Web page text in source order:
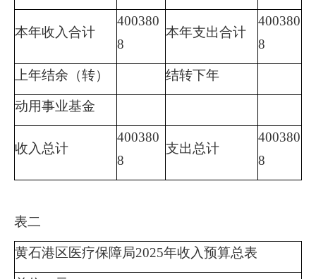
本年收入合计
400380
8
本年支出合计
400380
8
上年结余（转） 结转下年
动用事业基金
收入总计
400380
8
支出总计
400380
8
表二
黄石港区医疗保障局2025年收入预算总表